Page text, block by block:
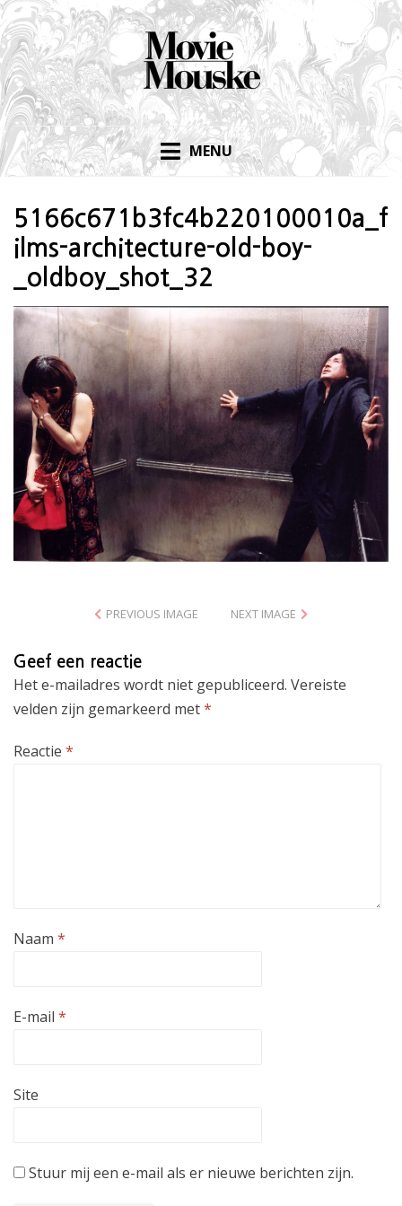
Skip
to
content
MENU
5166c671b3fc4b220100010a_f
ilms-architecture-old-boy-
_oldboy_shot_32
PREVIOUS IMAGE NEXT IMAGE
Geef een reactie
Het e-mailadres wordt niet gepubliceerd. Vereiste
velden zijn gemarkeerd met*
Reactie *
Naam *
E-mail *
Site
Stuur mij een e-mail als er nieuwe berichten zijn.